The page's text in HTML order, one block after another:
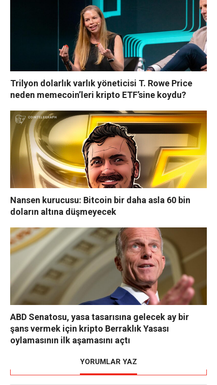
Trilyon dolarlık varlık yöneticisi T. Rowe Price
neden memecoin’leri kripto ETF’sine koydu?
Nansen kurucusu: Bitcoin bir daha asla 60 bin
doların altına düşmeyecek
ABD Senatosu, yasa tasarısına gelecek ay bir
şans vermek için kripto Berraklık Yasası
oylamasının ilk aşamasını açtı
YORUMLAR YAZ